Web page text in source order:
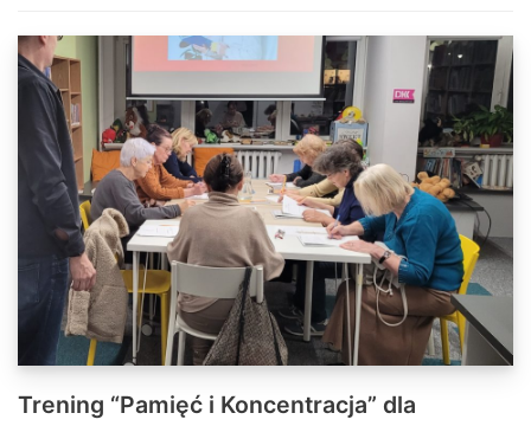
Trening “Pamięć i Koncentracja” dla